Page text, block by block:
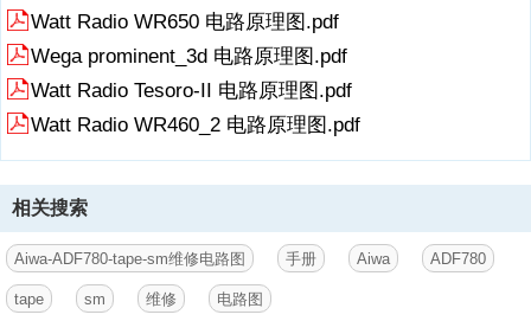
Watt Radio WR650 电路原理图.pdf
Wega prominent_3d 电路原理图.pdf
Watt Radio Tesoro-II 电路原理图.pdf
Watt Radio WR460_2 电路原理图.pdf
相关搜索
Aiwa-ADF780-tape-sm维修电路图 手册 Aiwa ADF780
tape sm 维修 电路图